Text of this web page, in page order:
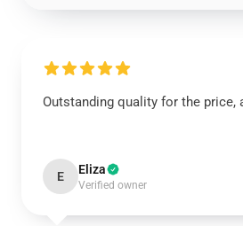
Outstanding quality for the price,
E Eliza
Verified owner